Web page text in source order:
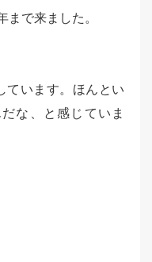
まで来ました。
ています。ほんとい
な、と感じていま